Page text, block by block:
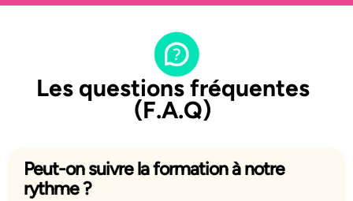
Les questions fréquentes
(F.A.Q)
Peut-on suivre la formation à notre
rythme ?